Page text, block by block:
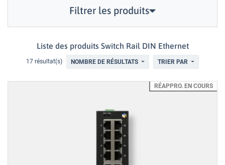
Filtrer les produits
Liste des produits Switch Rail DIN Ethernet
17 résultat(s) NOMBRE DE RÉSULTATS TRIER PAR
RÉAPPRO. EN COURS